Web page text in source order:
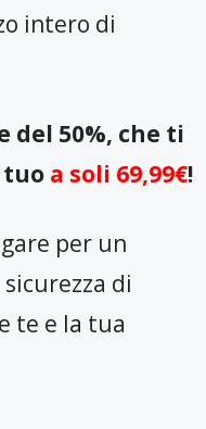
intero di
del 50%, che ti
tuo a soli 69,99€!
per un
di
te e la tua